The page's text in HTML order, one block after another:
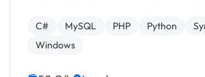
C# MySQL PHP Python
Windows